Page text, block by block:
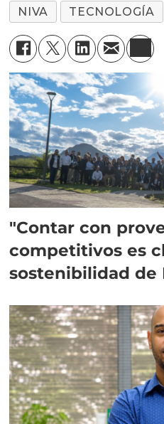
NIVA TECNOLOGÍA
"Contar con
competitivos es
sostenibilidad de